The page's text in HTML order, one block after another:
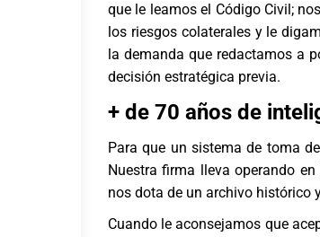
que le leamos el Código Civil;
los riesgos colaterales y le
la demanda que redactamos a
decisión estratégica previa.
+ de 70 años de
Para que un sistema de toma
Nuestra firma lleva operando
nos dota de un archivo histórico
Cuando le aconsejamos que